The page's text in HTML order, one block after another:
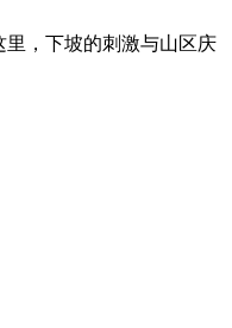
里，下坡的刺激与山区庆